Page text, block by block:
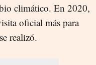
climático. En 2020,
oficial más para
realizó.